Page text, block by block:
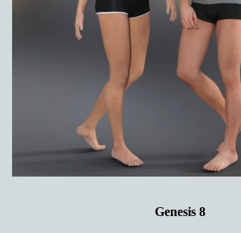
Genesis 8